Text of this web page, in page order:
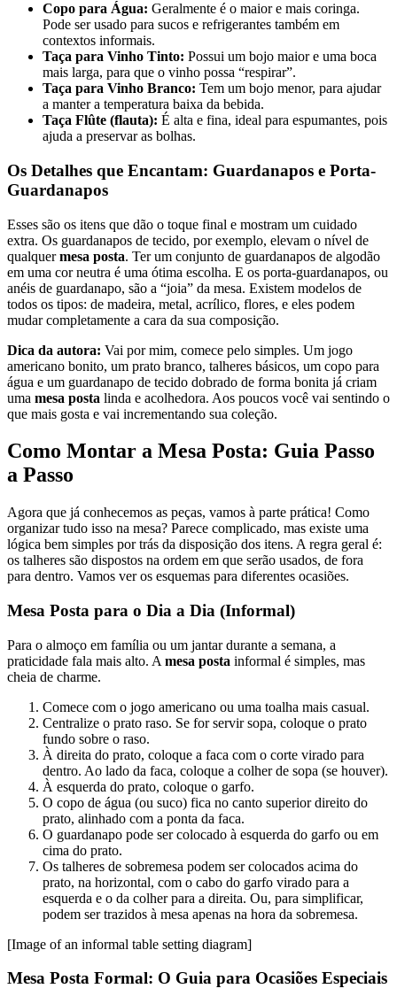
Copo para Água: Geralmente é o maior e mais coringa.
Pode ser usado para sucos e refrigerantes também em
contextos informais.
Taça para Vinho Tinto: Possui um bojo maior e uma boca
mais larga, para que o vinho possa “respirar”.
Taça para Vinho Branco: Tem um bojo menor, para ajudar
a manter a temperatura baixa da bebida.
Taça Flûte (flauta): É alta e fina, ideal para espumantes, pois
ajuda a preservar as bolhas.
Os Detalhes que Encantam: Guardanapos e Porta-
Guardanapos
Esses são os itens que dão o toque final e mostram um cuidado
extra. Os guardanapos de tecido, por exemplo, elevam o nível de
qualquermesa posta. Ter um conjunto de guardanapos de algodão
em uma cor neutra é uma ótima escolha. E os porta-guardanapos, ou
anéis de guardanapo, são a “joia” da mesa. Existem modelos de
todos os tipos: de madeira, metal, acrílico, flores, e eles podem
mudar completamente a cara da sua composição.
Dica da autora: Vai por mim, comece pelo simples. Um jogo
americano bonito, um prato branco, talheres básicos, um copo para
água e um guardanapo de tecido dobrado de forma bonita já criam
uma mesa posta linda e acolhedora. Aos poucos você vai sentindo o
que mais gosta e vai incrementando sua coleção.
Como Montar a Mesa Posta: Guia Passo
a Passo
Agora que já conhecemos as peças, vamos à parte prática! Como
organizar tudo isso na mesa? Parece complicado, mas existe uma
lógica bem simples por trás da disposição dos itens. A regra geral é:
os talheres são dispostos na ordem em que serão usados, de fora
para dentro. Vamos ver os esquemas para diferentes ocasiões.
Mesa Posta para o Dia a Dia (Informal)
Para o almoço em família ou um jantar durante a semana, a
praticidade fala mais alto. A mesa posta informal é simples, mas
cheia de charme.
Comece com o jogo americano ou uma toalha mais casual.
Centralize o prato raso. Se for servir sopa, coloque o prato
fundo sobre o raso.
À direita do prato, coloque a faca com o corte virado para
dentro. Ao lado da faca, coloque a colher de sopa (se houver).
À esquerda do prato, coloque o garfo.
O copo de água (ou suco) fica no canto superior direito do
prato, alinhado com a ponta da faca.
O guardanapo pode ser colocado à esquerda do garfo ou em
cima do prato.
Os talheres de sobremesa podem ser colocados acima do
prato, na horizontal, com o cabo do garfo virado para a
esquerda e o da colher para a direita. Ou, para simplificar,
podem ser trazidos à mesa apenas na hora da sobremesa.
[Image of an informal table setting diagram]
Mesa Posta Formal: O Guia para Ocasiões Especiais